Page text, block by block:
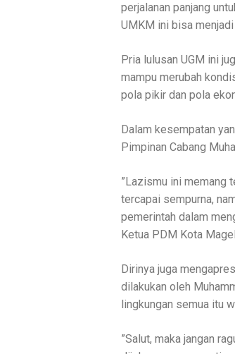
perjalanan panjang
UMKM ini bisa
Pria lulusan UGM ini
mampu merubah
pola pikir dan pola
Dalam kesempatan
Pimpinan Cabang
”Lazismu ini memang
tercapai sempurna,
pemerintah dalam
Ketua PDM Kota
Dirinya juga
dilakukan oleh
lingkungan semua itu
”Salut, maka jangan